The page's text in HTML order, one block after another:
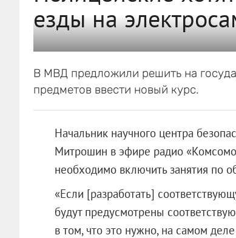
езды на
В МВД предложили решить на
предметов ввести новый курс.
Начальник научного центра
Митрошин в эфире радио
необходимо включить занятия по
«Если [разработать]
будут предусмотрены
в том, что это нужно, на самом